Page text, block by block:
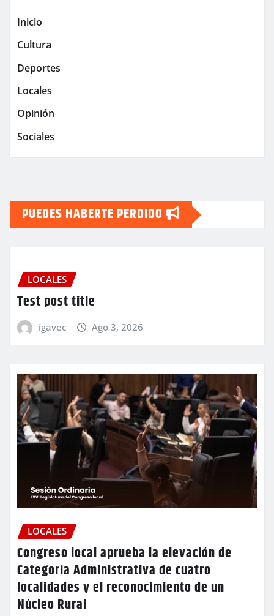
Inicio
Cultura
Deportes
Locales
Opinión
Sociales
PUEDES HABERTE PERDIDO
LOCALES
Test post title
igavec Ago 3, 2026
LOCALES
Congreso local aprueba la elevación de
Categoría Administrativa de cuatro
localidades y el reconocimiento de un
Núcleo Rural